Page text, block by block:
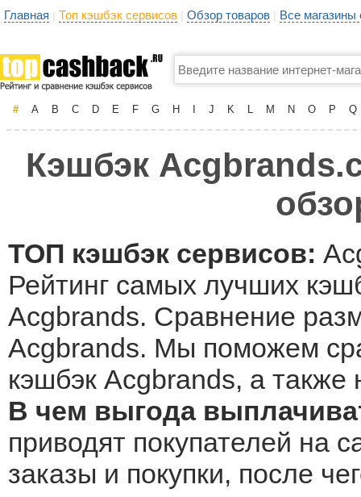
Главная | Топ кэшбэк сервисов | Обзор товаров | Все
# A B C D E F G H J K L M N O P Q
Кэшбэк
ТОП кэшбэк сервисов:
Рейтинг самых лучших
Acgbrands. Сравнение
Acgbrands. Мы поможем
кэшбэк Acgbrands, а также
В чем выгода
приводят покупателей на
заказы и покупки, после